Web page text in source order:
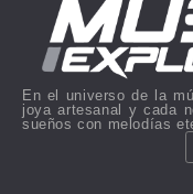
En el universo de la
joya artesanal y cada
sueños con melodías